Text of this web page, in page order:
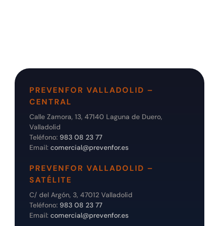
PREVENFOR VALLADOLID –
CENTRAL
Calle Zamora, 13, 47140 Laguna de Duero,
Valladolid
Teléfono: 983 08 23 77
Email: comercial@prevenfor.es
PREVENFOR VALLADOLID –
SATÉLITE
C/ del Argón, 3, 47012 Valladolid
Teléfono: 983 08 23 77
Email: comercial@prevenfor.es